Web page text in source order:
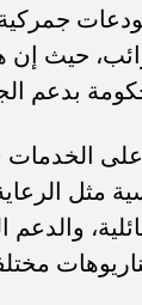
حيث
بدعم
الخدمات
مثل
والدعم